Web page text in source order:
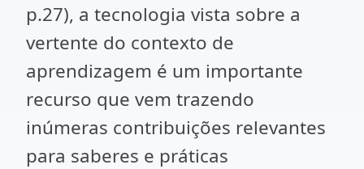
p.27), a tecnologia vista sobre a
vertente do contexto de
aprendizagem é um importante
recurso que vem trazendo
inúmeras contribuições relevantes
para saberes e práticas